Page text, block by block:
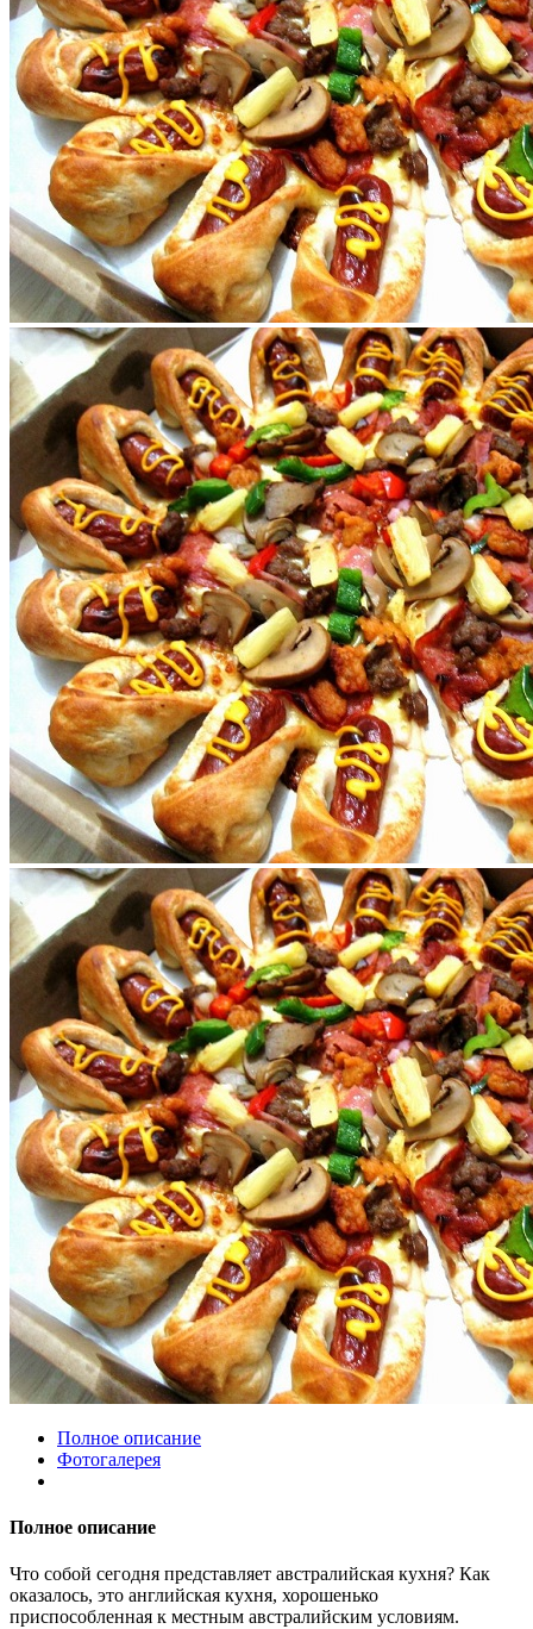
Полное описание
Фотогалерея
Полное описание
Что собой сегодня представляет австралийская кухня? Как
оказалось, это английская кухня, хорошенько
приспособленная к местным австралийским условиям.